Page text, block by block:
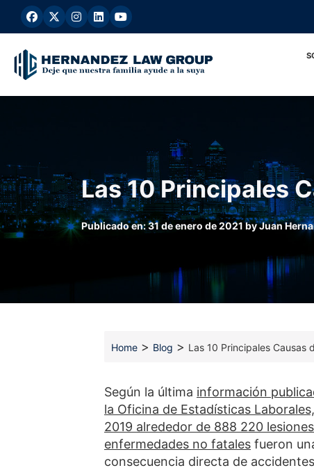
Las 10 Principales
Publicado en:31 de enero de 2021byJuan
Home > Blog > Las 10 Principales Causas
Según la última información
la Oficina de Estadísticas
2019 alrededor de 888 220
enfermedades no fatales fueron
consecuencia directa de accidentes